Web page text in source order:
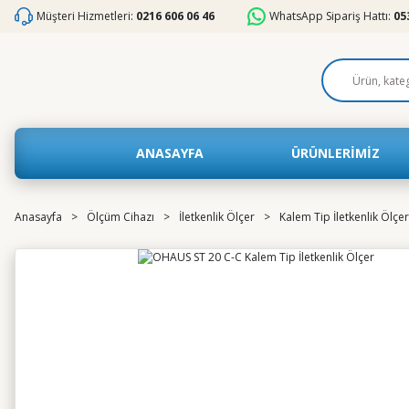
Müşteri Hizmetleri: 0216 606 06 46 WhatsApp Sipariş Hattı:
ANASAYFA ÜRÜNLERİMİZ
Anasayfa Ölçüm Cihazı İletkenlik Ölçer Kalem Tip İletkenlik Ölçer